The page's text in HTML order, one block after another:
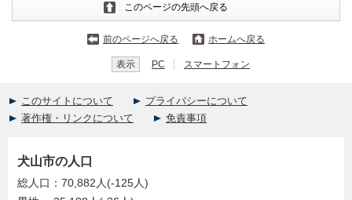
このページの先頭へ戻る
前のページへ戻る ホームへ戻る
表示 PC スマートフォン
このサイトについて
プライバシーについて
著作権・リンクについて
免責事項
犬山市の人口
総人口：70,882人(-125人)